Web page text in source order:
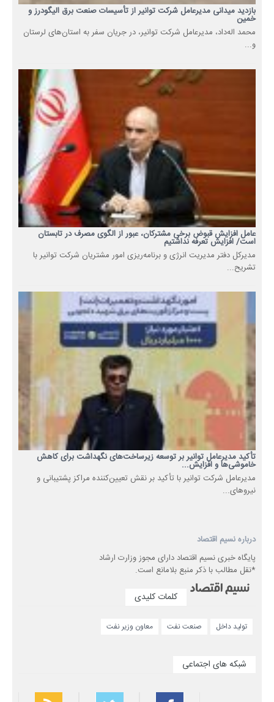
بازدید میدانی مدیرعامل شرکت توانیر از تأسیسات صنعت برق الیگودرز و
خمین
محمد اله‌داد، مدیرعامل شرکت توانیر، در جریان سفر به استان‌های لرستان
و...
عامل افزایش قبوض برخی مشترکان، عبور از الگوی مصرف در تابستان
است/ افزایش تعرفه نداشتیم
مدیرکل دفتر مدیریت انرژی و برنامه‌ریزی امور مشتریان شرکت توانیر با
تشریح...
تأکید مدیرعامل توانیر بر توسعه زیرساخت‌های نگهداشت برای کاهش
خاموشی‌ها و افزایش...
مدیرعامل شرکت توانیر با تأکید بر نقش تعیین‌کننده مراکز پشتیبانی و
نیروهای...
درباره نسیم اقتصاد
پایگاه خبری نسیم اقتصاد دارای مجوز وزارت ارشاد
*نقل مطالب با ذکر منبع بلامانع است.
کلمات کلیدی
تولید داخل صنعت نفت معاون وزیر نفت
شبکه های اجتماعی